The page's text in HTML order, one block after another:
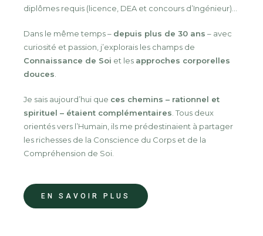
diplômes requis (licence, DEA et concours d’Ingénieur)…
Dans le même temps – depuis plus de 30 ans – avec
curiosité et passion, j’explorais les champs de
Connaissance de Soi et les approches corporelles
douces
Je sais aujourd’hui que ces chemins – rationnel et
spirituel – étaient complémentaires . Tous deux
orientés vers l’Humain, ils me prédestinaient à partager
les richesses de la Conscience du Corps et de la
Compréhension de Soi.
EN SAVOIR PLUS